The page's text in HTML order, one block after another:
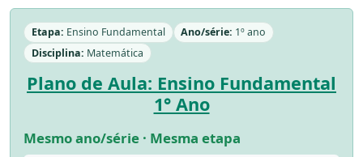
Etapa: Ensino Fundamental Ano/série: 1º ano
Disciplina: Matemática
Plano de Aula: Ensino Fundamental
1° Ano
Mesmo ano/série · Mesma etapa